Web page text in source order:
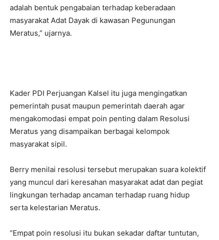
adalah bentuk pengabaian terhadap keberadaan
masyarakat Adat Dayak di kawasan Pegunungan
Meratus,” ujarnya.
Kader PDI Perjuangan Kalsel itu juga mengingatkan
pemerintah pusat maupun pemerintah daerah agar
mengakomodasi empat poin penting dalam Resolusi
Meratus yang disampaikan berbagai kelompok
masyarakat sipil.
Berry menilai resolusi tersebut merupakan suara kolektif
yang muncul dari keresahan masyarakat adat dan pegiat
lingkungan terhadap ancaman terhadap ruang hidup
serta kelestarian Meratus.
“Empat poin resolusi itu bukan sekadar daftar tuntutan,